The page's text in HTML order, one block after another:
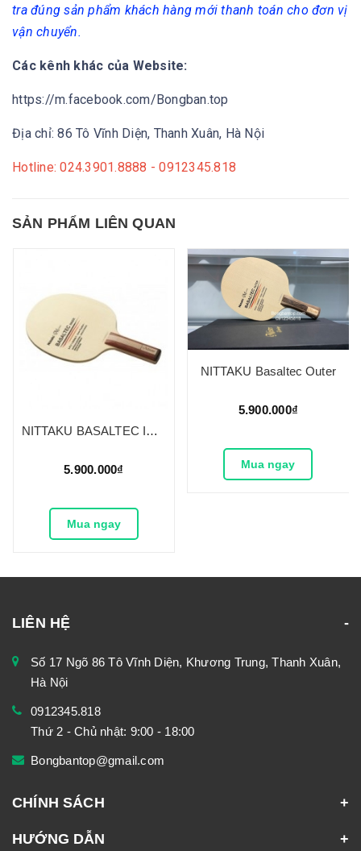
tra đúng sản phẩm khách hàng mới thanh toán cho đơn vị
vận chuyển.
Các kênh khác của Website:
https://m.facebook.com/Bongban.top
Địa chỉ: 86 Tô Vĩnh Diện, Thanh Xuân, Hà Nội
Hotline: 024.3901.8888 - 0912345.818
SẢN PHẨM LIÊN QUAN
NITTAKU BASALTEC INNER
5.900.000₫
Mua ngay
NITTAKU Basaltec Outer
5.900.000₫
Mua ngay
LIÊN HỆ
Số 17 Ngõ 86 Tô Vĩnh Diện, Khương Trung, Thanh Xuân,
Hà Nội
0912345.818
Thứ 2 - Chủ nhật: 9:00 - 18:00
Bongbantop@gmail.com
CHÍNH SÁCH
HƯỚNG DẪN